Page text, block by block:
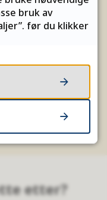
etter?
bruk av
før du klikker